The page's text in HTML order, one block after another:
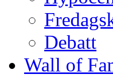
Debatt
Wall of